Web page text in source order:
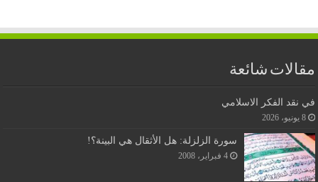
مقالات شائعة
في نقد الفكر الاسلامي
8 يونيو، 2026
سورة الزلزلة: هل الأثقال هي البينة؟!
4 فبراير، 2008